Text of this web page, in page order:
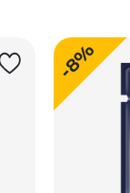
-8%